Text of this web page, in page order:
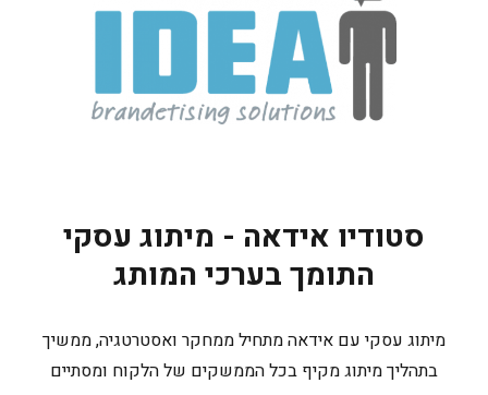
סטודיו אידאה - מיתוג עסקי
התומך בערכי המותג
מיתוג עסקי עם אידאה מתחיל ממחקר ואסטרטגיה, ממשיך
בתהליך מיתוג מקיף בכל הממשקים של הלקוח ומסתיים